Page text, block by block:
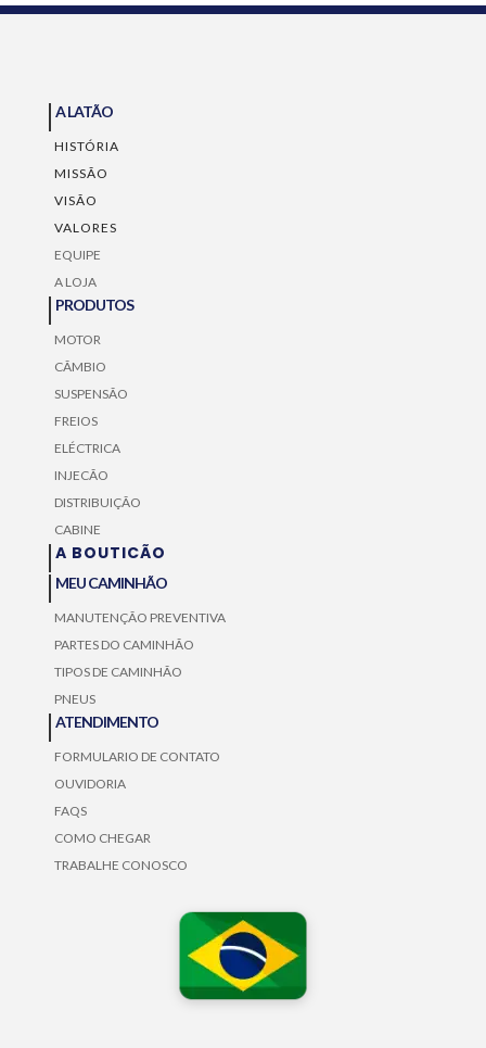
A LATÃO
HISTÓRIA
MISSÃO
VISÃO
VALORES
EQUIPE
A LOJA
PRODUTOS
MOTOR
CÃMBIO
SUSPENSÃO
FREIOS
ELÉCTRICA
INJECÃO
DISTRIBUIÇÃO
CABINE
A BOUTICÃO
MEU CAMINHÃO
MANUTENÇÃO PREVENTIVA
PARTES DO CAMINHÃO
TIPOS DE CAMINHÃO
PNEUS
ATENDIMENTO
FORMULARIO DE CONTATO
OUVIDORIA
FAQS
COMO CHEGAR
TRABALHE CONOSCO